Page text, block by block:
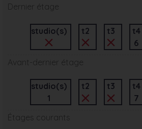
Dernier étage
studio(s) t2 t3
t4
6
Avant-dernier étage
studio(s)
1
t2 t3
t4
7
Étages courants